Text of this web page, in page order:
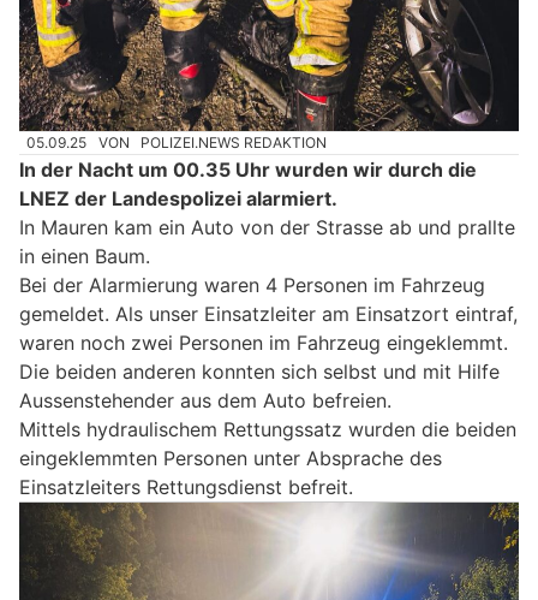
05.09.25 VON POLIZEI.NEWS REDAKTION
In der Nacht um 00.35 Uhr wurden wir durch die
LNEZ der Landespolizei alarmiert.
In Mauren kam ein Auto von der Strasse ab und prallte
in einen Baum.
Bei der Alarmierung waren 4 Personen im Fahrzeug
gemeldet. Als unser Einsatzleiter am Einsatzort eintraf,
waren noch zwei Personen im Fahrzeug eingeklemmt.
Die beiden anderen konnten sich selbst und mit Hilfe
Aussenstehender aus dem Auto befreien.
Mittels hydraulischem Rettungssatz wurden die beiden
eingeklemmten Personen unter Absprache des
Einsatzleiters Rettungsdienst befreit.